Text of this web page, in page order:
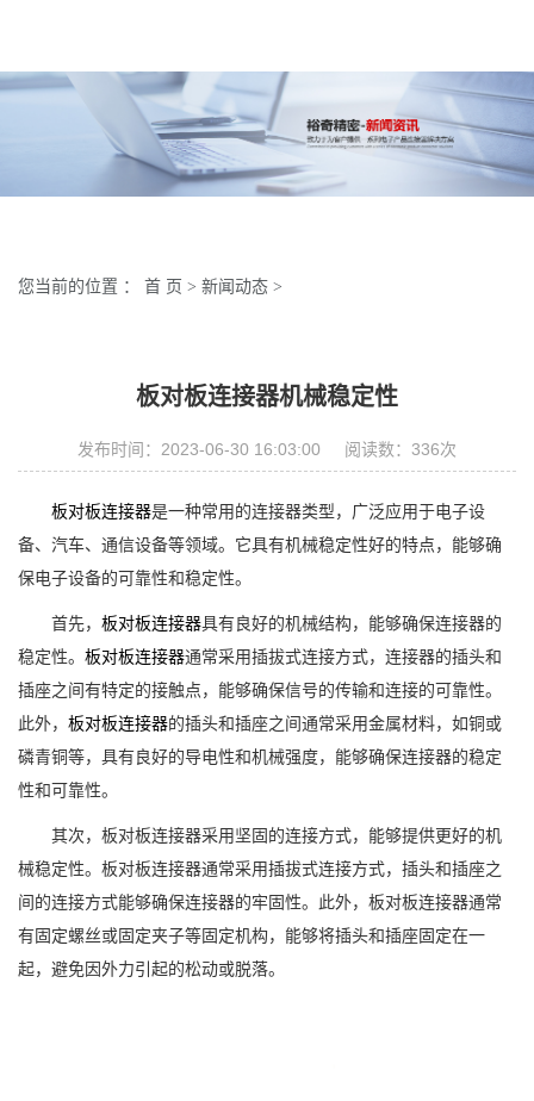
您当前的位置 ： 首 页 > 新闻动态 >
板对板连接器机械稳定性
发布时间：2023-06-30 16:03:00 阅读数： 336次
板对板连接器是一种常用的连接器类型，广泛应用于电子设
备、汽车、通信设备等领域。它具有机械稳定性好的特点，能够确
保电子设备的可靠性和稳定性。
首先， 板对板连接器具有良好的机械结构，能够确保连接器的
稳定性。 板对板连接器通常采用插拔式连接方式，连接器的插头和
插座之间有特定的接触点，能够确保信号的传输和连接的可靠性。
此外， 板对板连接器的插头和插座之间通常采用金属材料，如铜或
磷青铜等，具有良好的导电性和机械强度，能够确保连接器的稳定
性和可靠性。
其次，板对板连接器采用坚固的连接方式，能够提供更好的机
械稳定性。板对板连接器通常采用插拔式连接方式，插头和插座之
间的连接方式能够确保连接器的牢固性。此外，板对板连接器通常
有固定螺丝或固定夹子等固定机构，能够将插头和插座固定在一
起，避免因外力引起的松动或脱落。